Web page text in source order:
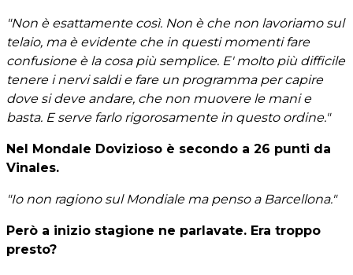
"Non è esattamente così. Non è che non lavoriamo sul
telaio, ma è evidente che in questi momenti fare
confusione è la cosa più semplice. E' molto più difficile
tenere i nervi saldi e fare un programma per capire
dove si deve andare, che non muovere le mani e
basta. E serve farlo rigorosamente in questo ordine."
Nel Mondale Dovizioso è secondo a 26 punti da
Vinales.
"Io non ragiono sul Mondiale ma penso a Barcellona."
Però a inizio stagione ne parlavate. Era troppo
presto?